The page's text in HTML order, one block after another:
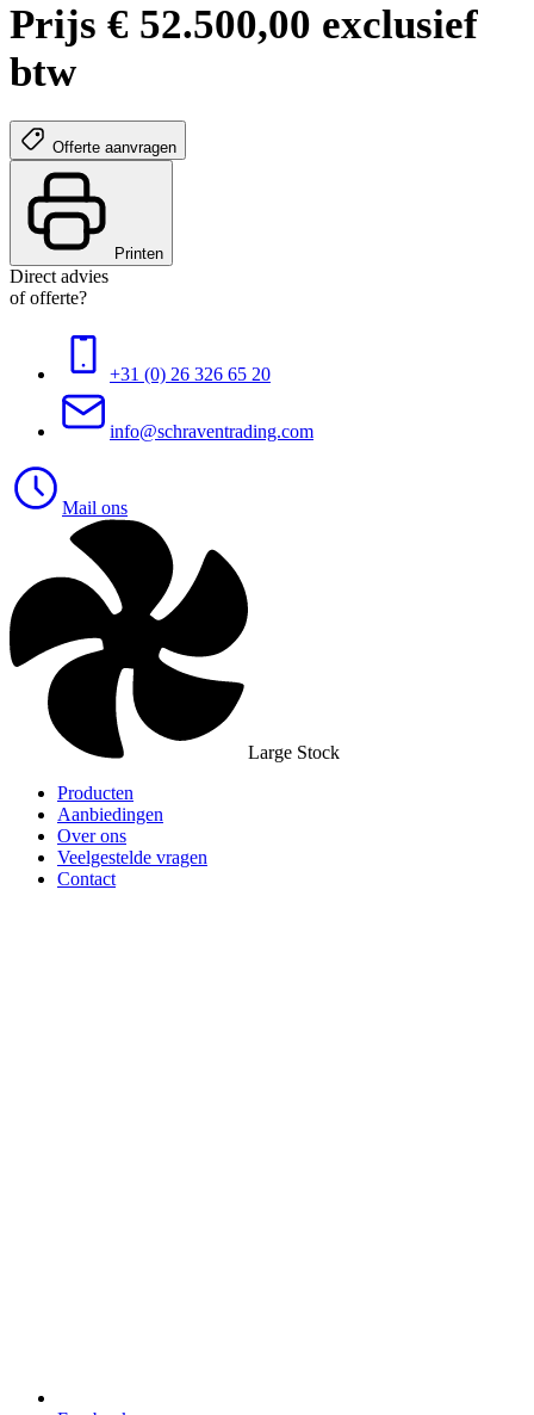
Prijs € 52.500,00 exclusief
btw
Offerte aanvragen
Printen
Direct advies
of offerte?
+31 (0) 26 326 65 20
info@schraventrading.com
Mail ons
Large Stock
Producten
Aanbiedingen
Over ons
Veelgestelde vragen
Contact